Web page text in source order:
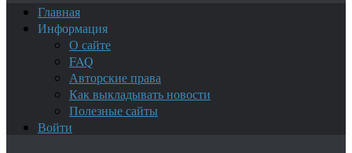
Главная
Информация
О сайте
FAQ
Авторские права
Как выкладывать новости
Полезные сайты
Войти